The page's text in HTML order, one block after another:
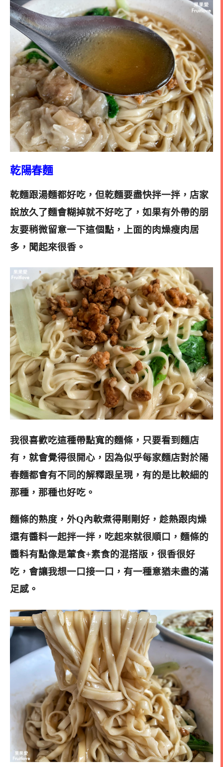
乾陽春麵
乾麵跟湯麵都好吃， 但乾麵要盡快拌一拌，店家
說放久了麵會糊掉就不好吃了，如果有外帶的朋
友要稍微留意一下這個點，上面的肉燥瘦肉居
多，聞起來很香。
我很喜歡吃這種帶點寬的麵條，只要看到麵店
有，就會覺得很開心，因為似乎每家麵店對於陽
春麵都會有不同的解釋跟呈現，有的是比較細的
那種，那種也好吃。
麵條的熟度，外Q內軟煮得剛剛好，趁熱跟肉燥
還有醬料一起拌一拌，吃起來就很順口，麵條的
醬料有點像是葷食+素食的混搭版，很香很好
吃，會讓我想一口接一口， 有一種意猶未盡的滿
足感。